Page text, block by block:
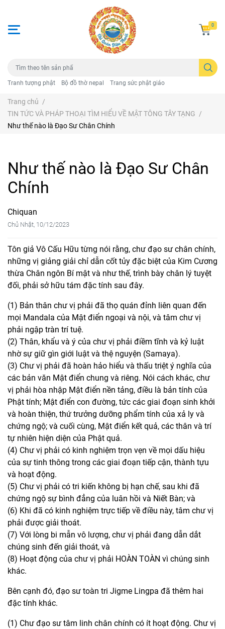
Tranh tượng phật Bộ đồ thờ nepal Trang sức phật giáo
0
Trang chủ /
TIN TỨC VÀ PHÁP THOẠI TÌM HIỂU VỀ MẬT TÔNG TÂY TẠNG /
Như thế nào là Đạo Sư Chân Chính
Như thế nào là Đạo Sư Chân
Chính
Chiquan
Chủ Nhật, 10/12/2023
Tôn giả Vô Cấu Hữu từng nói rằng, chư đạo sư chân chính,
những vị giảng giải chỉ dẫn cốt tủy đặc biệt của Kim Cương
thừa Chân ngôn Bí mật và như thế, trình bày chân lý tuyệt
đối, phải sở hữu tám đặc tính sau đây.
(1) Bản thân chư vị phải đã thọ quán đỉnh liên quan đến
mọi Mandala của Mật điển ngoại và nội, và tâm chư vị
phải ngập tràn trí tuệ.
(2) Thân, khẩu và ý của chư vị phải điềm tĩnh và kỷ luật
nhờ sự giữ gìn giới luật và thệ nguyện (Samaya).
(3) Chư vị phải đã hoàn hảo hiểu và thấu triệt ý nghĩa của
các bản văn Mật điển chung và riêng. Nói cách khác, chư
vị phải hòa nhập Mật điển nền tảng, điều là bản tính của
Phật tính; Mật điển con đường, tức các giai đoạn sinh khởi
và hoàn thiện, thứ trưởng dưỡng phẩm tính của xả ly và
chứng ngộ; và cuối cùng, Mật điển kết quả, các thân và trí
tự nhiên hiện diện của Phật quả.
(4) Chư vị phải có kinh nghiệm trọn vẹn về mọi dấu hiệu
của sự tinh thông trong các giai đoạn tiếp cận, thành tựu
và hoạt động.
(5) Chư vị phải có tri kiến không bị hạn chế, sau khi đã
chứng ngộ sự bình đẳng của luân hồi và Niết Bàn; và
(6) Khi đã có kinh nghiệm trực tiếp về điều này, tâm chư vị
phải được giải thoát.
(7) Với lòng bi mẫn vô lượng, chư vị phải đang dẫn dắt
chúng sinh đến giải thoát, và
(8) Hoạt động của chư vị phải HOÀN TOÀN vì chúng sinh
khác.
Bên cạnh đó, đạo sư toàn tri Jigme Lingpa đã thêm hai
đặc tính khác.
(1) Chư đạo sư tâm linh chân chính có ít hoạt động. Chư vị